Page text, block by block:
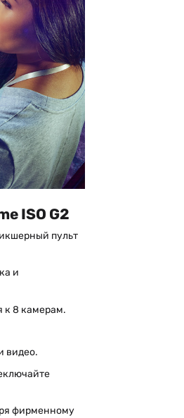
ISO G2
пульт
и
к 8 камерам.
видео.
фирменному